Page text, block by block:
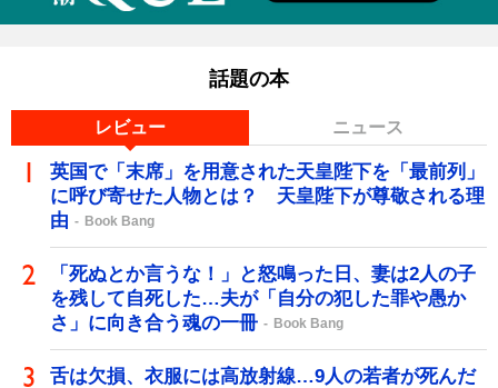
話題の本
レビュー ニュース
英国で「末席」を用意された天皇陛下を「最前列」
に呼び寄せた人物とは？ 天皇陛下が尊敬される理
由
Book Bang
「死ぬとか言うな！」と怒鳴った日、妻は2人の子
を残して自死した…夫が「自分の犯した罪や愚か
さ」に向き合う魂の一冊
Book Bang
舌は欠損、衣服には高放射線…9人の若者が死んだ